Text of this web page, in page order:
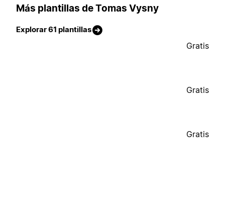
Más plantillas de Tomas Vysny
Explorar 61 plantillas
Gratis
Gratis
Gratis